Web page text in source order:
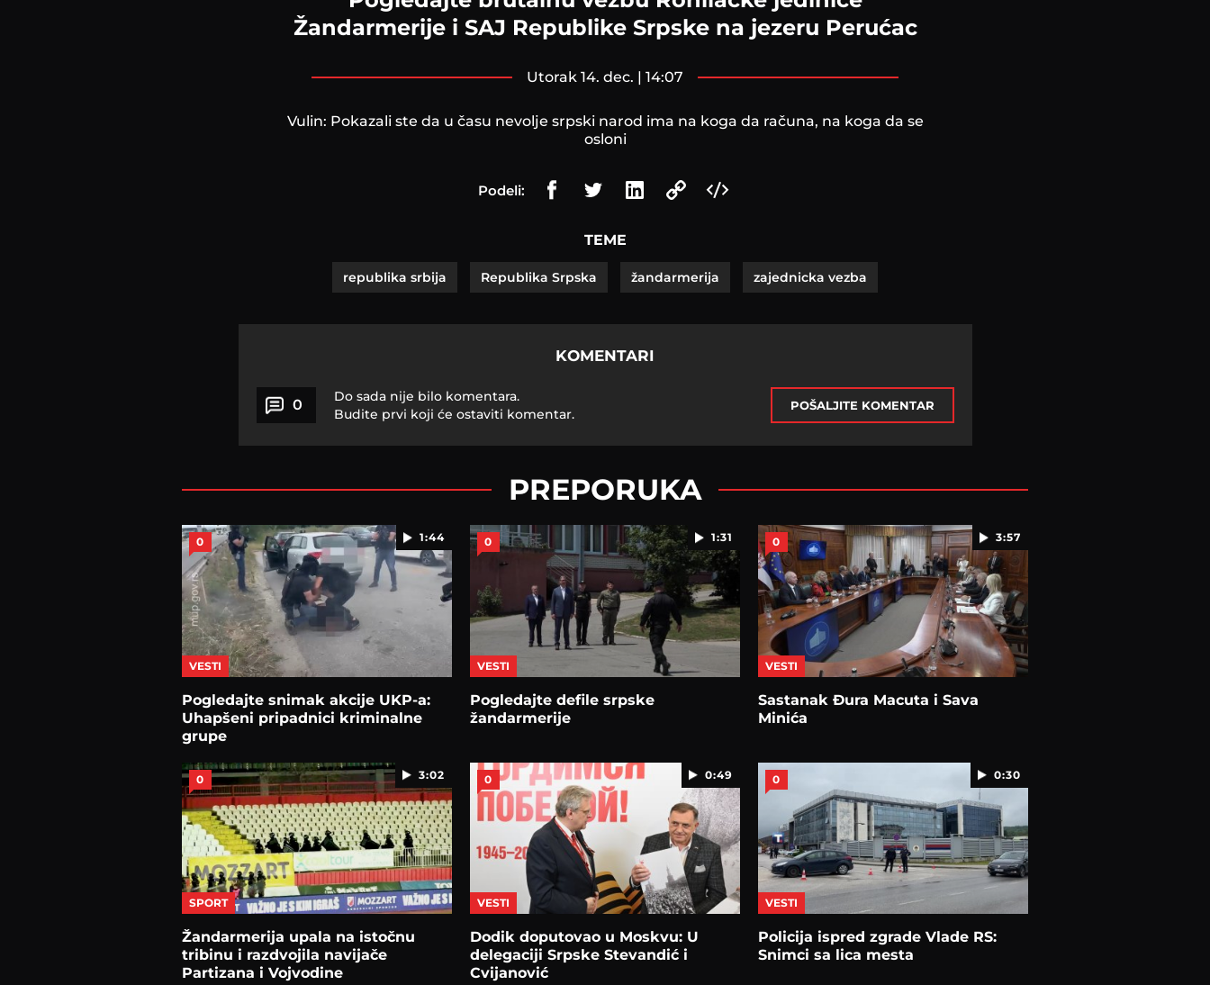
Žandarmerije i SAJ Republike Srpske na jezeru Perućac
utorak 14. dec. | 14:07
Vulin: Pokazali ste da u času nevolje srpski narod ima na koga da računa, na koga da se
osloni
Podeli:
TEME
republika srbija Republika Srpska žandarmerija zajednicka vezba
KOMENTARI
0
Do sada nije bilo komentara.
Budite prvi koji će ostaviti komentar.
POŠALJITE KOMENTAR
PREPORUKA
1:44
0
VESTI
Pogledajte snimak akcije UKP-a:
Uhapšeni pripadnici kriminalne
grupe
1:31
0
VESTI
Pogledajte defile srpske
žandarmerije
3:57
0
VESTI
Sastanak Đura Macuta i Sava
Minića
3:02
0
SPORT
Žandarmerija upala na istočnu
tribinu i razdvojila navijače
Partizana i Vojvodine
0:49
0
VESTI
Dodik doputovao u Moskvu: U
delegaciji Srpske Stevandić i
Cvijanović
0:30
0
VESTI
Policija ispred zgrade Vlade RS:
Snimci sa lica mesta